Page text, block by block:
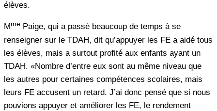
élèves.
Mme Paige, qui a passé beaucoup de temps à se
renseigner sur le TDAH, dit qu’appuyer les FE a aidé tous
les élèves, mais a surtout profité aux enfants ayant un
TDAH. «Nombre d’entre eux sont au même niveau que
les autres pour certaines compétences scolaires, mais
leurs FE accusent un retard. J’ai donc pensé que si nous
pouvions appuyer et améliorer les FE, le rendement